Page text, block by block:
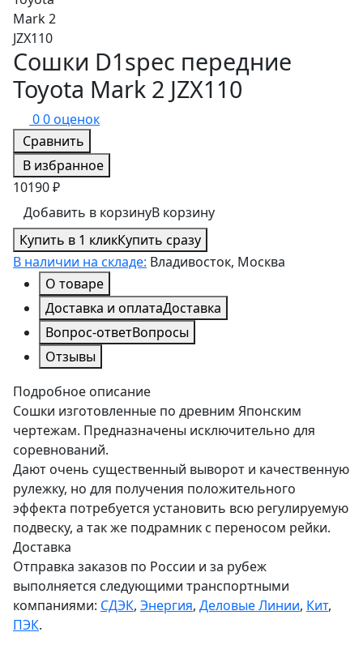
Сошки D1spec передние
Toyota Mark 2 JZX110
00 оценок
Сравнить
В избранное
10190 ₽
Добавить в корзинуВ корзину
Купить в 1 кликКупить сразу
В наличии на складе: Владивосток, Москва
О товаре
Доставка и оплатаДоставка
Вопрос-ответВопросы
Отзывы
Подробное описание
Сошки изготовленные по древним Японским
чертежам. Предназначены исключительно для
соревнований.
Дают очень существенный выворот и качественную
рулежку, но для получения положительного
эффекта потребуется установить всю регулируемую
подвеску, а так же подрамник с переносом рейки.
Доставка
Отправка заказов по России и за рубеж
выполняется следующими транспортными
компаниями: СДЭК, Энергия, Деловые Линии, Кит,
ПЭК.